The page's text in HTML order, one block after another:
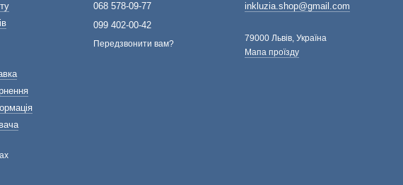
068 578-09-77
099 402-00-42
Передзвонити вам?
inkluzia.shop@gmail.com
79000 Львів, Україна
Мапа проїзду